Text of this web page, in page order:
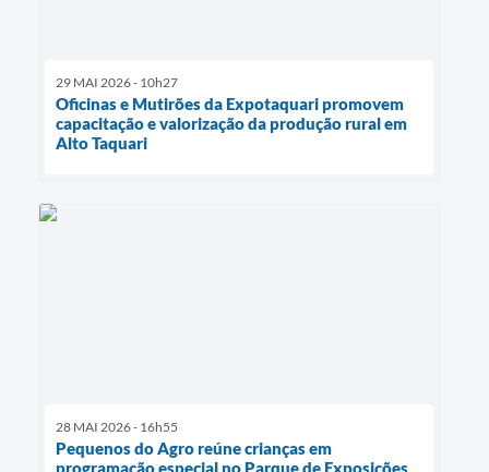
29 MAI 2026 - 10h27
Oficinas e Mutirões da Expotaquari promovem
capacitação e valorização da produção rural em
Alto Taquari
28 MAI 2026 - 16h55
Pequenos do Agro reúne crianças em
programação especial no Parque de Exposições